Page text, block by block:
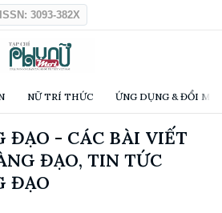
ISSN: 3093-382X
NỮ TRÍ THỨC ỨNG DỤNG & ĐỔI
ĐẠO - CÁC BÀI VIẾT
ĐẠO, TIN TỨC
ĐẠO